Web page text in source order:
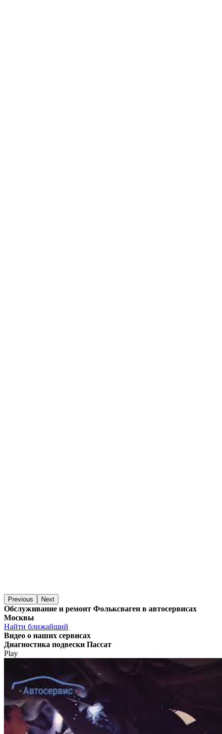
Previous Next
Обслуживание и ремонт Фольксваген в автосервисах
Москвы
Найти ближайший
Видео о наших сервисах
Диагностика подвески Пассат
Play